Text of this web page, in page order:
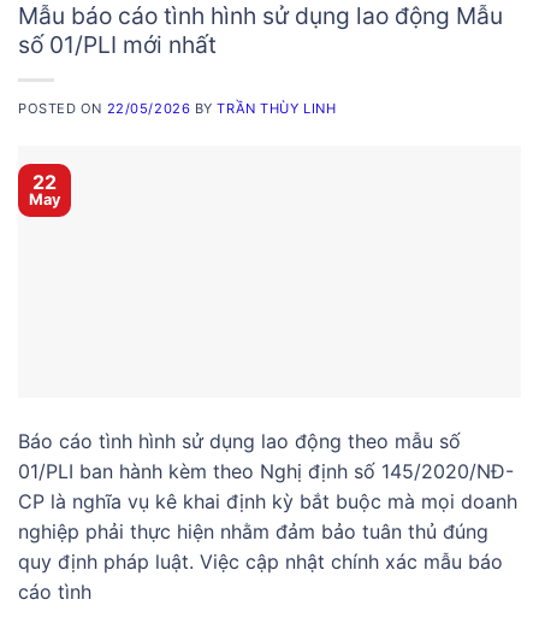
Mẫu báo cáo tình hình sử dụng lao động Mẫu
số 01/PLI mới nhất
POSTED ON 22/05/2026 BYTRẦN THÙY LINH
22
May
Báo cáo tình hình sử dụng lao động theo mẫu số
01/PLI ban hành kèm theo Nghị định số 145/2020/NĐ-
CP là nghĩa vụ kê khai định kỳ bắt buộc mà mọi doanh
nghiệp phải thực hiện nhằm đảm bảo tuân thủ đúng
quy định pháp luật. Việc cập nhật chính xác mẫu báo
cáo tình